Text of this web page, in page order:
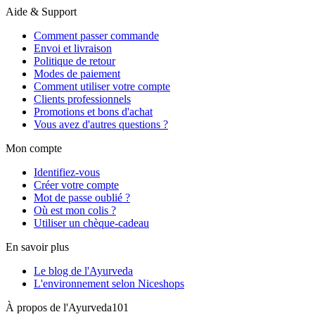
Aide & Support
Comment passer commande
Envoi et livraison
Politique de retour
Modes de paiement
Comment utiliser votre compte
Clients professionnels
Promotions et bons d'achat
Vous avez d'autres questions ?
Mon compte
Identifiez-vous
Créer votre compte
Mot de passe oublié ?
Où est mon colis ?
Utiliser un chèque-cadeau
En savoir plus
Le blog de l'Ayurveda
L'environnement selon Niceshops
À propos de l'Ayurveda101